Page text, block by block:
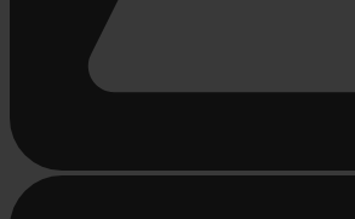
Chargement...